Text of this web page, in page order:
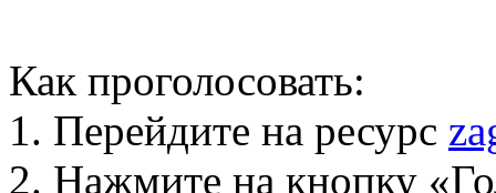
Как проголосовать:
1. Перейдите на ресурс
2. Нажмите на кнопку